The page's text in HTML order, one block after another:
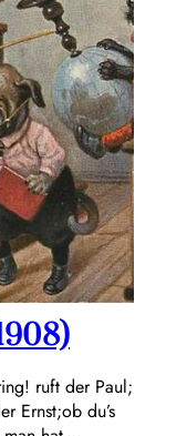
ruft der Paul;
Ernst;ob du’s